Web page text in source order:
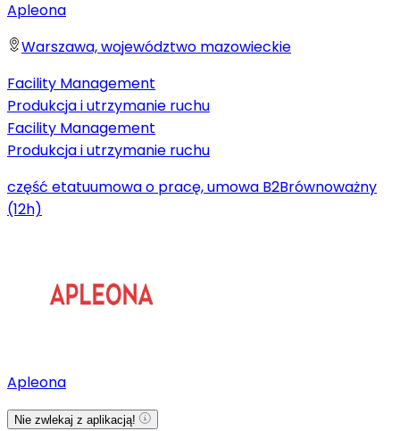
Apleona
Warszawa, województwo mazowieckie
Facility Management
Produkcja i utrzymanie ruchu
Facility Management
Produkcja i utrzymanie ruchu
część etatuumowa o pracę, umowa B2Brównoważny
(12h)
Apleona
Nie zwlekaj z aplikacją!